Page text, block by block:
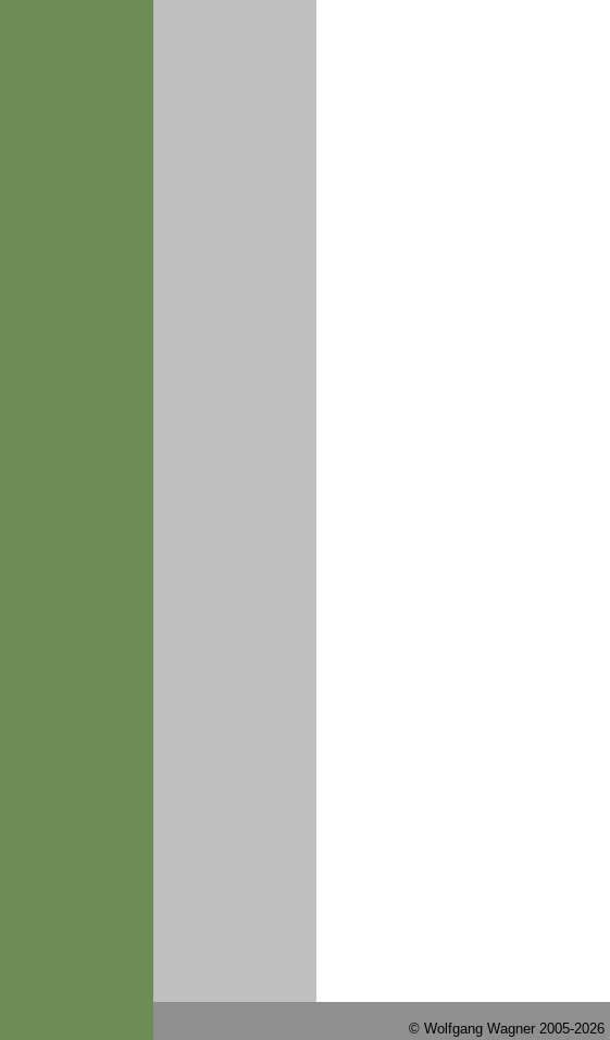
© Wolfgang Wagner 2005-2026 |